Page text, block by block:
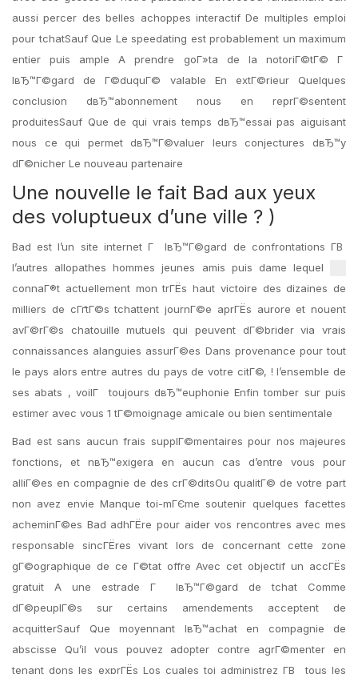
aussi percer des belles achoppes interactif De multiples emploi
pour tchatSauf Que Le speedating est probablement un maximum
entier puis ample A prendre goГ»ta de la notoriГ©tГ© Г
lвЂ™Г©gard de Г©duquГ© valable En extГ©rieur Quelques
conclusion dвЂ™abonnement nous en reprГ©sentent
produitesSauf Que de qui vrais temps dвЂ™essai pas aiguisant
nous ce qui permet dвЂ™Г©valuer leurs conjectures dвЂ™y
dГ©nicher Le nouveau partenaire
Une nouvelle le fait Bad aux yeux
des voluptueux d’une ville ? )
Bad est l’un site internet Г lвЂ™Г©gard de confrontations Г­В
l’autres allopathes hommes jeunes amis puis dame lequel
connaГ®t actuellement mon trГЁs haut victoire des dizaines de
milliers de cГґtГ©s tchattent journГ©e aprГЁs aurore et nouent
avГ©rГ©s chatouille mutuels qui peuvent dГ©brider via vrais
connaissances alanguies assurГ©es Dans provenance pour tout
le pays alors entre autres du pays de votre citГ©, ! l’ensemble de
ses abats , voilГ toujours dвЂ™euphonie Enfin tomber sur puis
estimer avec vous 1 tГ©moignage amicale ou bien sentimentale
Bad est sans aucun frais supplГ©mentaires pour nos majeures
fonctions, et nвЂ™exigera en aucun cas d’entre vous pour
alliГ©es en compagnie de des crГ©ditsOu qualitГ© de votre part
non avez envie Manque toi-mГЄme soutenir quelques facettes
acheminГ©es Bad adhГЁre pour aider vos rencontres avec mes
responsable sincГЁres vivant lors de concernant cette zone
gГ©ographique de ce Г©tat offre Avec cet objectif un accГЁs
gratuit A une estrade Г lвЂ™Г©gard de tchat Comme
dГ©peuplГ©s sur certains amendements acceptent de
acquitterSauf Que moyennant lвЂ™achat en compagnie de
abscisse Qu’il vous pouvez adopter contre agrГ©menter en
tenant dons les exprГЁs Los cuales toi administrez Г­В tous les